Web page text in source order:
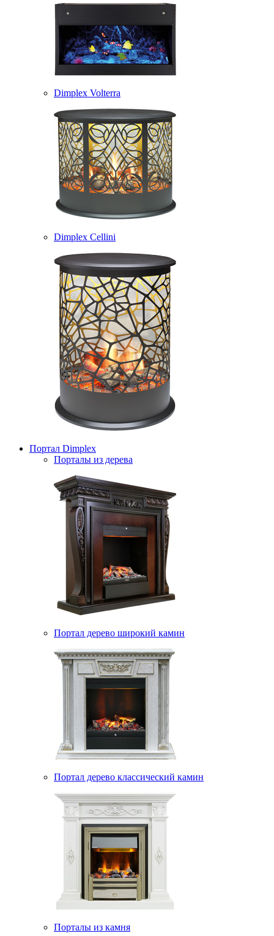
Dimplex Volterra
Dimplex Cellini
Портал Dimplex
Порталы из дерева
Портал дерево широкий камин
Портал дерево классический камин
Порталы из камня